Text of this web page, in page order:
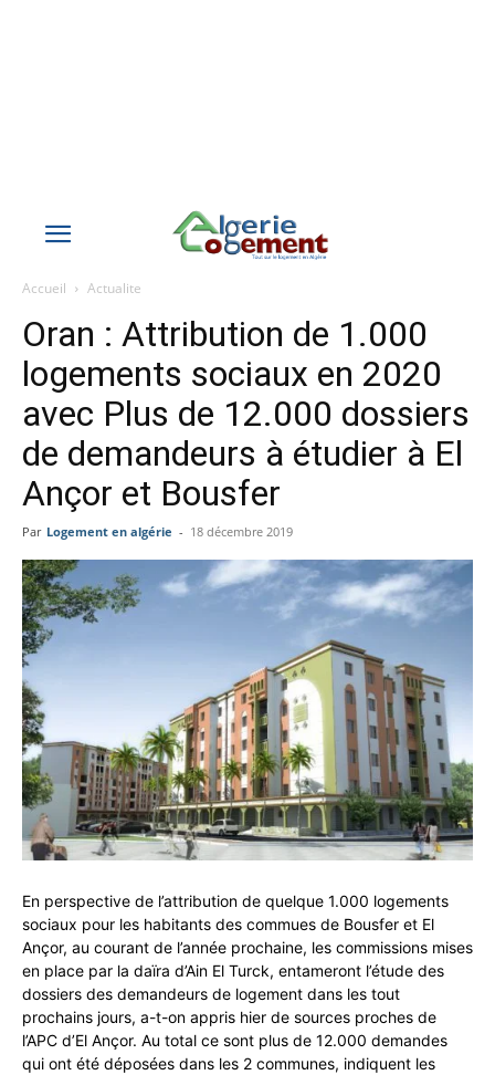
Accueil Actualite
Oran : Attribution de 1.000
logements sociaux en 2020
avec Plus de 12.000 dossiers
de demandeurs à étudier à El
Ançor et Bousfer
Par Logement en algérie - 18 décembre 2019
En perspective de l’attribution de quelque 1.000 logements
sociaux pour les habitants des commues de Bousfer et El
Ançor, au courant de l’année prochaine, les commissions mises
en place par la daïra d’Ain El Turck, entameront l’étude des
dossiers des demandeurs de logement dans les tout
prochains jours, a-t-on appris hier de sources proches de
l’APC d’El Ançor. Au total ce sont plus de 12.000 demandes
qui ont été déposées dans les 2 communes, indiquent les